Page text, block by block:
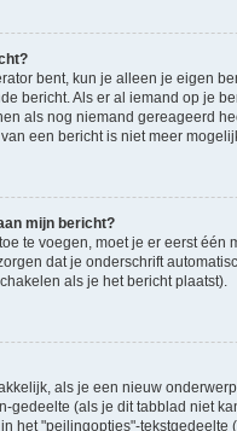
bent, kun je alleen je eigen
bericht. Als er al iemand op je
als nog niemand gereageerd
een bericht is niet meer
mijn bericht?
te voegen, moet je er eerst
dat je onderschrift
als je het bericht plaatst).
als je een nieuw
gedeelte (als je dit tabblad niet
het "peilingopties"-